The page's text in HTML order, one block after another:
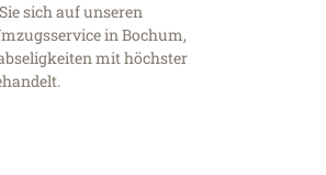
sich auf unseren
in Bochum,
mit höchster